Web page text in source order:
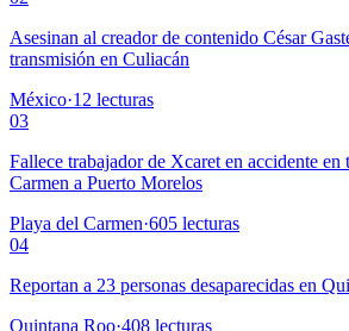
Asesinan al creador de contenido César
transmisión en Culiacán
México·12 lecturas
03
Fallece trabajador de Xcaret en accidente en
Carmen a Puerto Morelos
Playa del Carmen·605 lecturas
04
Reportan a 23 personas desaparecidas en
Quintana Roo·408 lecturas